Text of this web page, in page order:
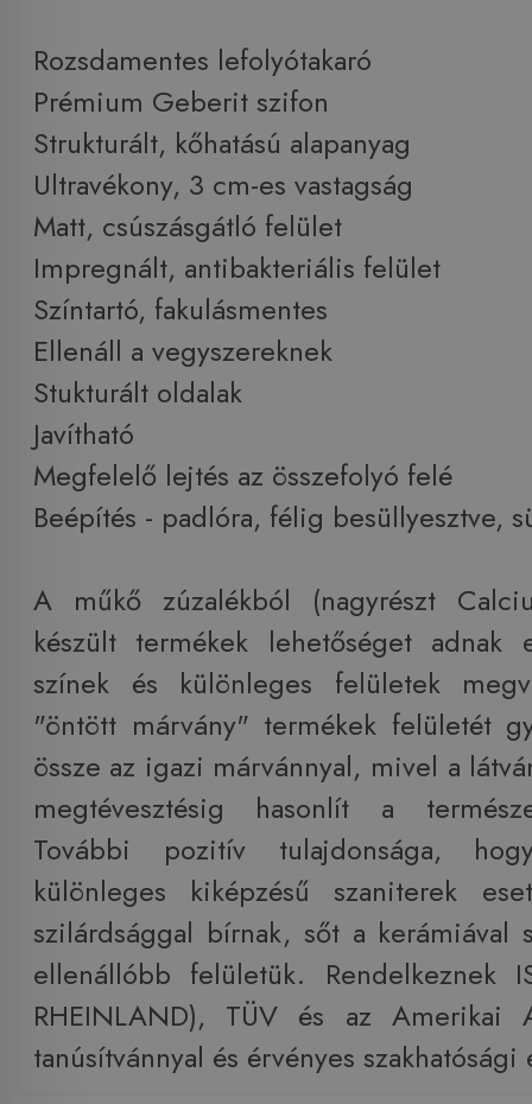
Rozsdamentes lefolyótakaró
Prémium Geberit szifon
Strukturált, kőhatású alapanyag
Ultravékony, 3 cm-es vastagság
Matt, csúszásgátló felület
Impregnált, antibakteriális felület
Színtartó, fakulásmentes
Ellenáll a vegyszereknek
Stukturált oldalak
Javítható
Megfelelő lejtés az összefolyó felé
Beépítés - padlóra, félig besüllyesztve,
A műkő zúzalékból (nagyrészt
készült termékek lehetőséget adnak
színek és különleges felületek
"öntött márvány" termékek felületét
össze az igazi márvánnyal, mivel a
megtévesztésig hasonlít a
További pozitív tulajdonsága,
különleges kiképzésű szaniterek
szilárdsággal bírnak, sőt a kerámiával
ellenállóbb felületük. Rendelkeznek
RHEINLAND), TÜV és az Amerikai
tanúsítvánnyal és érvényes